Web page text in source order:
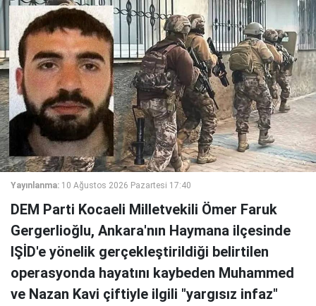
Yayınlanma: 10 Ağustos 2026 Pazartesi 17:40
DEM Parti Kocaeli Milletvekili Ömer Faruk
Gergerlioğlu, Ankara'nın Haymana ilçesinde
IŞİD'e yönelik gerçekleştirildiği belirtilen
operasyonda hayatını kaybeden Muhammed
ve Nazan Kavi çiftiyle ilgili "yargısız infaz"